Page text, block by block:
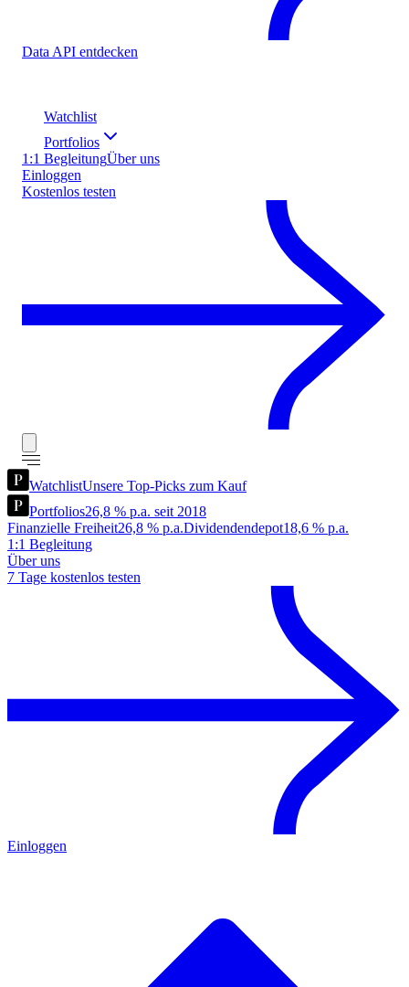
Data API entdecken
Watchlist
Portfolios
1:1 BegleitungÜber uns
Einloggen
Kostenlos testen
WatchlistUnsere Top-Picks zum Kauf
Portfolios26,8 % p.a. seit 2018
Finanzielle Freiheit26,8 % p.a.Dividendendepot18,6 % p.a.
1:1 Begleitung
Über uns
7 Tage kostenlos testen
Einloggen